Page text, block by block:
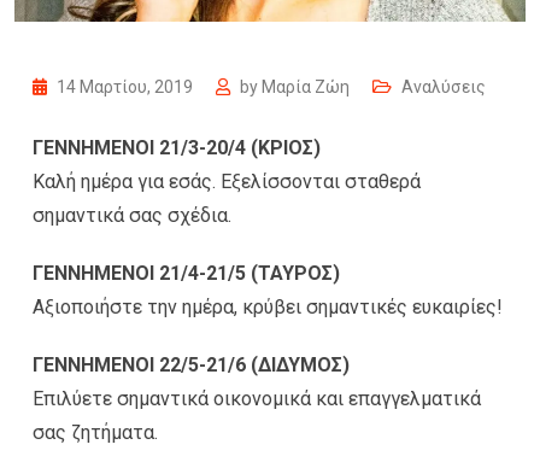
14 Μαρτίου, 2019 by Μαρία Ζώη Αναλύσεις
ΓΕΝΝΗΜΕΝΟΙ 21/3-20/4 (ΚΡΙΟΣ)
Καλή ημέρα για εσάς. Εξελίσσονται σταθερά
σημαντικά σας σχέδια.
ΓΕΝΝΗΜΕΝΟΙ 21/4-21/5 (ΤΑΥΡΟΣ)
Αξιοποιήστε την ημέρα, κρύβει σημαντικές ευκαιρίες!
ΓΕΝΝΗΜΕΝΟΙ 22/5-21/6 (ΔΙΔΥΜΟΣ)
Επιλύετε σημαντικά οικονομικά και επαγγελματικά
σας ζητήματα.